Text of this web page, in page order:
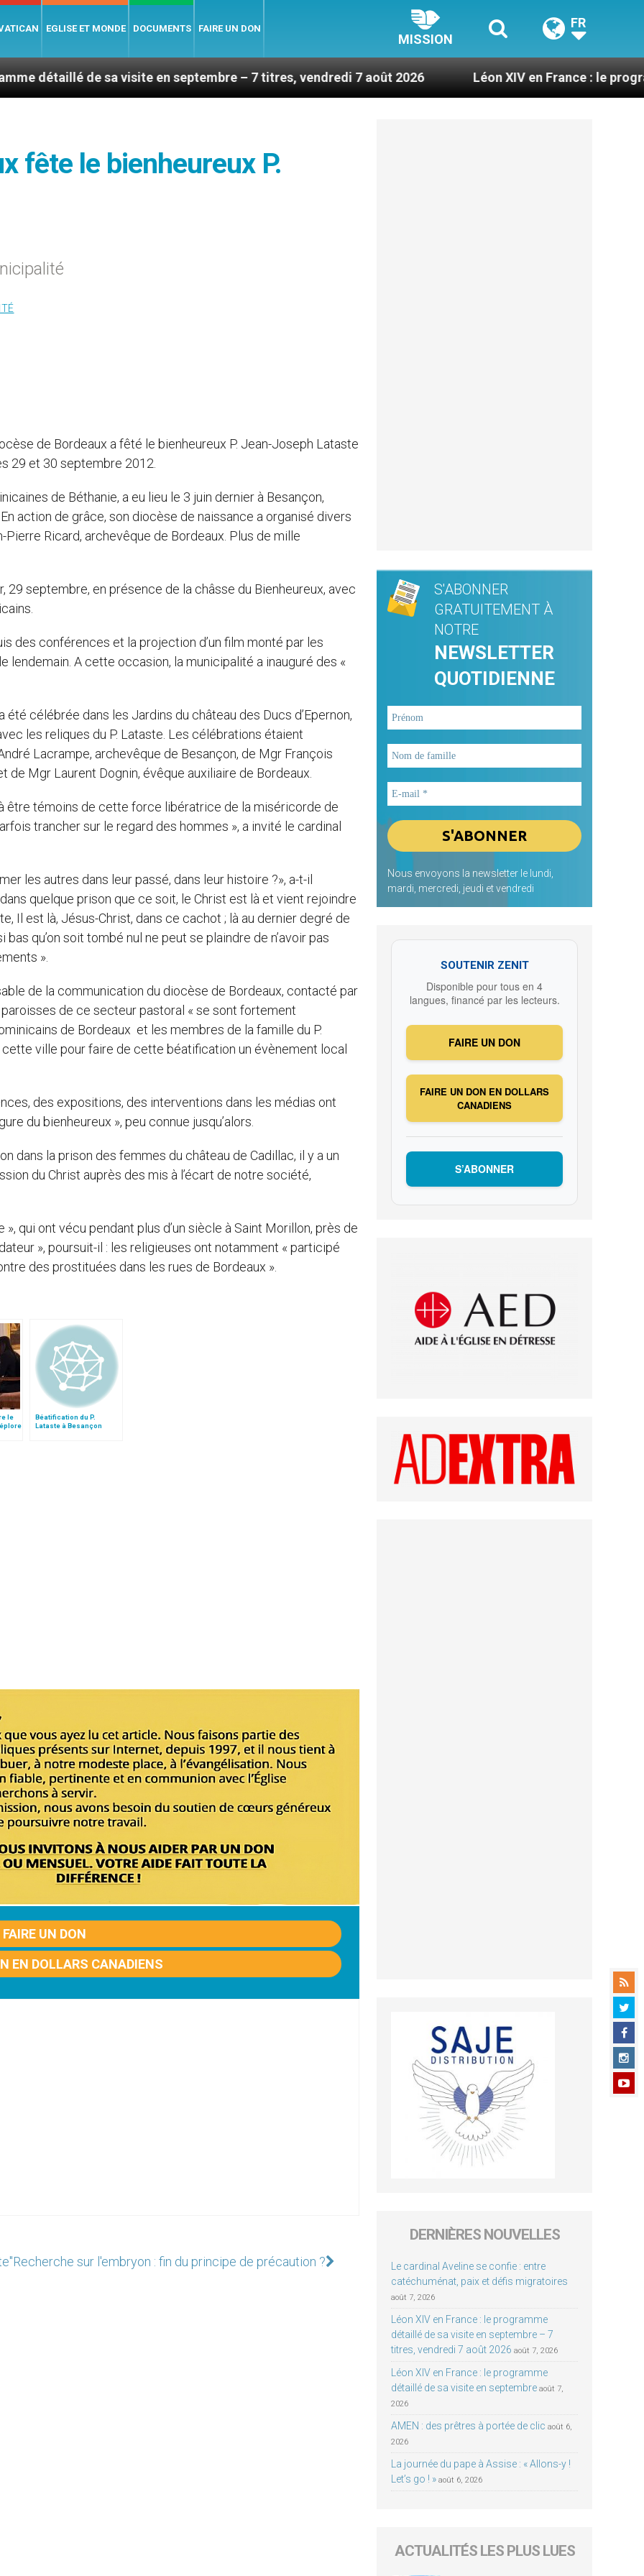
EGLISE ET MONDE DOCUMENTS FAIRE UN DON
MISSION
FR
sa visite en septembre – 7 titres, vendredi 7 août 2026 Léon XIV en France : le programme
fête le bienheureux P.
de Bordeaux a fêté le bienheureux P. Jean-Joseph Lataste
29 et 30 septembre 2012.
de Béthanie, a eu lieu le 3 juin dernier à Besançon,
action de grâce, son diocèse de naissance a organisé divers
Ricard, archevêque de Bordeaux. Plus de mille
29 septembre, en présence de la châsse du Bienheureux, avec
des conférences et la projection d’un film monté par les
lendemain. A cette occasion, la municipalité a inauguré des «
été célébrée dans les Jardins du château des Ducs d’Epernon,
les reliques du P. Lataste. Les célébrations étaient
Lacrampe, archevêque de Besançon, de Mgr François
de Mgr Laurent Dognin, évêque auxiliaire de Bordeaux.
à être témoins de cette force libératrice de la miséricorde de
trancher sur le regard des hommes », a invité le cardinal
les autres dans leur passé, dans leur histoire ?», a-t-il
quelque prison que ce soit, le Christ est là et vient rejoindre
Il est là, Jésus-Christ, dans ce cachot ; là au dernier degré de
qu’on soit tombé nul ne peut se plaindre de n’avoir pas
».
de la communication du diocèse de Bordeaux, contacté par
de ce secteur pastoral « se sont fortement
de Bordeaux et les membres de la famille du P.
ville pour faire de cette béatification un évènement local
des expositions, des interventions dans les médias ont
du bienheureux », peu connue jusqu’alors.
dans la prison des femmes du château de Cadillac, il y a un
du Christ auprès des mis à l’écart de notre société,
qui ont vécu pendant plus d’un siècle à Saint Morillon, près de
», poursuit-il : les religieuses ont notamment « participé
des prostituées dans les rues de Bordeaux ».
le
Béatification du P.
Lataste à Besançon
FAIRE UN DON
EN DOLLARS CANADIENS
Recherche sur l'embryon : fin du principe de précaution ?
S'ABONNER
GRATUITEMENT À
NOTRE
NEWSLETTER
QUOTIDIENNE
Nous envoyons la newsletter le lundi,
mardi, mercredi, jeudi et vendredi
SOUTENIR ZENIT
Disponible pour tous en 4
langues, financé par les lecteurs.
FAIRE UN DON
FAIRE UN DON EN DOLLARS
CANADIENS
S’ABONNER
DERNIÈRES NOUVELLES
Le cardinal Aveline se confie : entre
catéchuménat, paix et défis migratoires
août 7, 2026
Léon XIV en France : le programme
détaillé de sa visite en septembre – 7
titres, vendredi 7 août 2026 août 7, 2026
Léon XIV en France : le programme
détaillé de sa visite en septembre août 7,
2026
AMEN : des prêtres à portée de clic août 6,
2026
La journée du pape à Assise : « Allons-y !
Let’s go ! » août 6, 2026
ACTUALITÉS LES PLUS LUES